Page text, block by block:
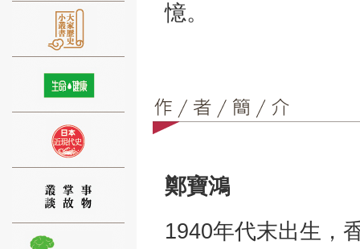
憶。
鄭寶鴻
1940年代末出生，